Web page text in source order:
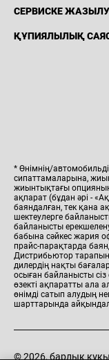
СЕРВИСКЕ ЖАЗЫЛУ
ҚҰПИЯЛЫЛЫҚ
* Өнімнің/
сипаттамаларына,
жиынтықтағы
ақпарат (бұдан әрі -
баяндалған, тек қана
шектеулерге
байланысты
бабына сәйкес жария
прайс-парақтарда
Дистрибьютор
дилердің нақты
осыған байланысты
өзекті ақпаратты ала
өнімді сатып алудың
шарттарында
© 2026, барлық